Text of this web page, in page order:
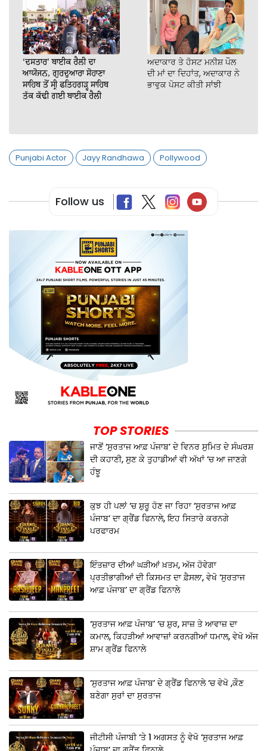
‘ਦਸਤਾਰ’ ਬਾਈਕ ਰੈਲੀ ਦਾ
ਆਯੋਜਨ, ਗੁਰਦੁਆਰਾ ਸੋਹਾਣਾ
ਸਾਹਿਬ ਤੋਂ ਸ੍ਰੀ ਫਤਿਹਗੜ੍ਹ ਸਾਹਿਬ
ਤੱਕ ਕੱਢੀ ਗਈ ਬਾਈਕ ਰੈਲੀ
ਅਦਾਕਾਰ ਤੇ ਹੋਸਟ ਮਨੀਸ਼ ਪੌਲ
ਦੀ ਮਾਂ ਦਾ ਦਿਹਾਂਤ, ਅਦਾਕਾਰ ਨੇ
ਭਾਵੁਕ ਪੋਸਟ ਕੀਤੀ ਸਾਂਝੀ
Punjabi Actor Jayy Randhawa Pollywood
Follow us
TOP STORIES
ਜਾਣੋਂ ‘ਸੁਰਤਾਜ ਆਫ਼ ਪੰਜਾਬ’ ਦੇ ਵਿਨਰ ਸੁਮਿਤ ਦੇ ਸੰਘਰਸ਼
ਦੀ ਕਹਾਣੀ, ਸੁਣ ਕੇ ਤੁਹਾਡੀਆਂ ਵੀ ਅੱਖਾਂ ‘ਚ ਆ ਜਾਣਗੇ
ਹੰਝੂ
ਕੁਝ ਹੀ ਪਲਾਂ ‘ਚ ਸ਼ੁਰੂ ਹੋਣ ਜਾ ਰਿਹਾ ‘ਸੁਰਤਾਜ ਆਫ਼
ਪੰਜਾਬ’ ਦਾ ਗ੍ਰੈਂਡ ਫਿਨਾਲੇ, ਇਹ ਸਿਤਾਰੇ ਕਰਨਗੇ
ਪਰਫਾਰਮ
ਇੰਤਜ਼ਾਰ ਦੀਆਂ ਘੜੀਆਂ ਖ਼ਤਮ, ਅੱਜ ਹੋਵੇਗਾ
ਪ੍ਰਤੀਭਾਗੀਆਂ ਦੀ ਕਿਸਮਤ ਦਾ ਫ਼ੈਸਲਾ, ਵੇਖੋ ‘ਸੁਰਤਾਜ
ਆਫ਼ ਪੰਜਾਬ’ ਦਾ ਗ੍ਰੈਂਡ ਫਿਨਾਲੇ
‘ਸੁਰਤਾਜ ਆਫ਼ ਪੰਜਾਬ’ ‘ਚ ਸ਼ੁਰ, ਸਾਜ਼ ਤੇ ਆਵਾਜ਼ ਦਾ
ਕਮਾਲ, ਕਿਹੜੀਆਂ ਆਵਾਜ਼ਾਂ ਕਰਨਗੀਆਂ ਧਮਾਲ, ਵੇਖੋ ਅੱਜ
ਸ਼ਾਮ ਗ੍ਰੈਂਡ ਫਿਨਾਲੇ
‘ਸੁਰਤਾਜ ਆਫ਼ ਪੰਜਾਬ’ ਦੇ ਗ੍ਰੈਂਡ ਫਿਨਾਲੇ ‘ਚ ਵੇਖੋ ,ਕੌਣ
ਬਣੇਗਾ ਸੁਰਾਂ ਦਾ ਸੁਰਤਾਜ
ਜੀਟੀਸੀ ਪੰਜਾਬੀ ‘ਤੇ 1 ਅਗਸਤ ਨੂੰ ਵੇਖੋ ‘ਸੁਰਤਾਜ ਆਫ਼